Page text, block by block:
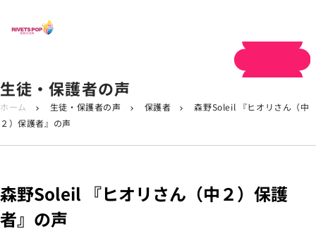
生徒・保護者の声
ホーム chevron_right 生徒・保護者の声 chevron_right 保護者 chevron_right
森野Soleil 『ヒオリさん（中
２）保護者』の声
森野Soleil 『ヒオリさん（中２）保護
者』の声